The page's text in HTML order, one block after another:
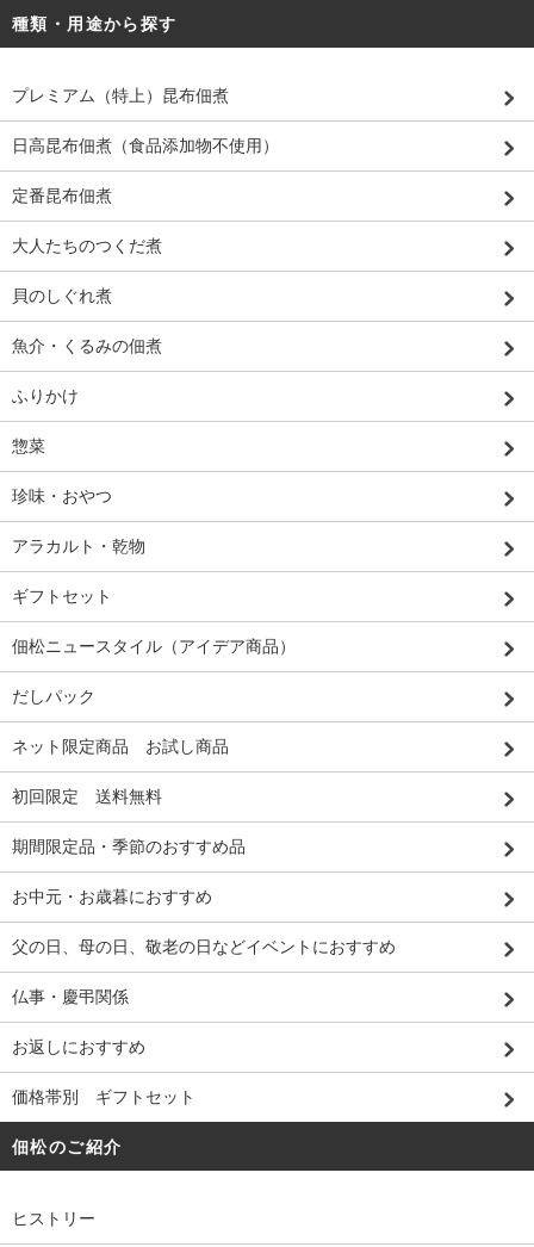
種類・用途から探す
プレミアム（特上）昆布佃煮
日高昆布佃煮（食品添加物不使用）
定番昆布佃煮
大人たちのつくだ煮
貝のしぐれ煮
魚介・くるみの佃煮
ふりかけ
惣菜
珍味・おやつ
アラカルト・乾物
ギフトセット
佃松ニュースタイル（アイデア商品）
だしパック
ネット限定商品 お試し商品
初回限定 送料無料
期間限定品・季節のおすすめ品
お中元・お歳暮におすすめ
父の日、母の日、敬老の日などイベントにおすすめ
仏事・慶弔関係
お返しにおすすめ
価格帯別 ギフトセット
佃松のご紹介
ヒストリー